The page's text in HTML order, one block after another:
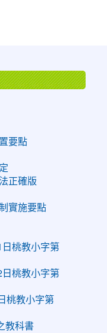
要點
正確版
實施要點
桃教小字第
桃教小字第
桃教小字第
教科書